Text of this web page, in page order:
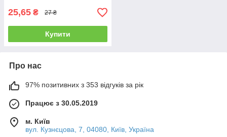
25,65 ₴ 27 ₴
Купити
Про нас
97% позитивних з 353 відгуків за рік
Працює з 30.05.2019
м. Київ
вул. Кузнєцова, 7, 04080, Київ, Україна